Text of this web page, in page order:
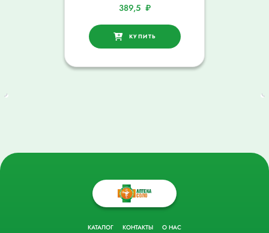
389,5 ₽
КУПИТЬ
КАТАЛОГ КОНТАКТЫ О НАС